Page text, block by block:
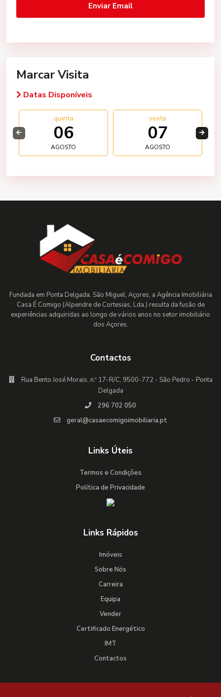
Marcar Visita
Datas Disponíveis
quinta
06
AGOSTO
sexta
07
AGOSTO
Fundada em Ponta Delgada, São Miguel, Açores, a Agência Imobiliária
Casa É Comigo (Alpendre de Cortesias, Lda.) resulta da fusão de
experiências adquiridas ao longo de vários anos no setor imobiliário
dos Açores.
Contactos
Rua Bento José Morais, n.º 17-R/C, 9500-772 - São Pedro - Ponta
Delgada
296 702 050
geral@casaecomigoimobiliaria.pt
Links Úteis
Termos e Condições
Política de Privacidade
Links Rápidos
Imóveis
Sobre Nós
Carreira
Equipa
Vender
Certificado Energético
IMT
Contactos